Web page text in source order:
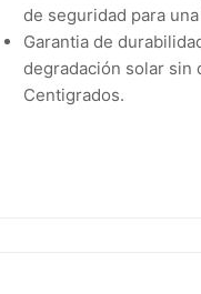
de seguridad para
Garantia de
degradación solar sin
Centigrados.